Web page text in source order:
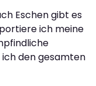
Eschen gibt es
ich meine
den gesamten